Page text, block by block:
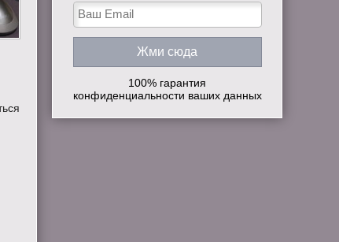
100% гарантия
конфиденциальности ваших данных